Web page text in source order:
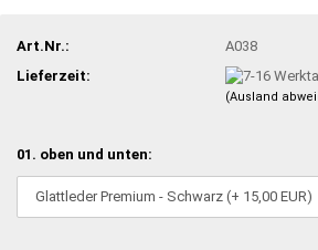
Art.Nr.:
A038
Lieferzeit:
(Ausland
01. oben und unten: